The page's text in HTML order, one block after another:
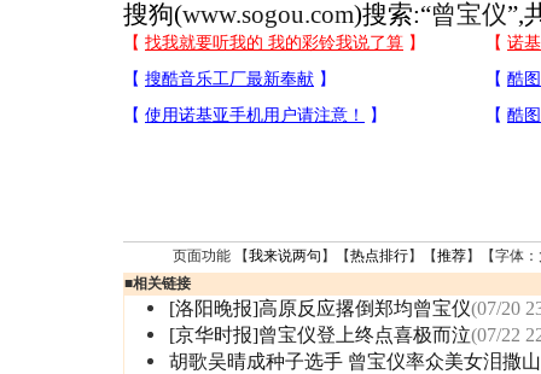
搜狗(www.sogou.com)搜索:“曾宝仪”,
页面功能 【我来说两句 】【热点排行】【推荐】【字体：
■相关链接
[洛阳晚报]高原反应撂倒郑均曾宝仪(07/20
[京华时报]曾宝仪登上终点喜极而泣(07/22
胡歌吴晴成种子选手 曾宝仪率众美女泪撒